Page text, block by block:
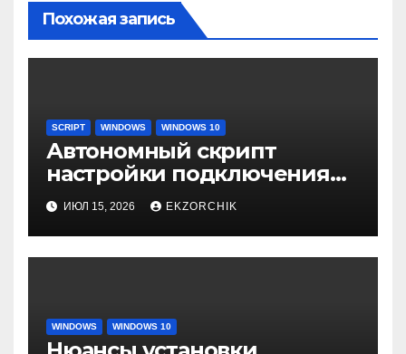
Похожая запись
SCRIPT WINDOWS WINDOWS 10
Автономный скрипт
настройки подключения
через Remote Desktop
Gateway
ИЮЛ 15, 2026 EKZORCHIK
WINDOWS WINDOWS 10